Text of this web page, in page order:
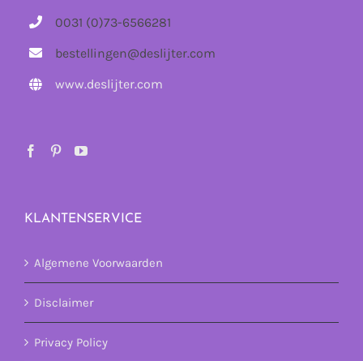
0031 (0)73-6566281
bestellingen@deslijter.com
www.deslijter.com
KLANTENSERVICE
Algemene Voorwaarden
Disclaimer
Privacy Policy